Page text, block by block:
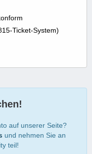
Ticket-System)
auf unserer Seite?
und nehmen Sie an
teil!